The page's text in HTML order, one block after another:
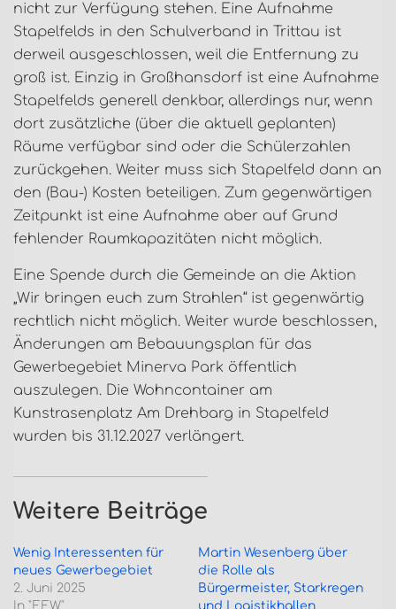
nicht zur Verfügung stehen. Eine Aufnahme
Stapelfelds in den Schulverband in Trittau ist
derweil ausgeschlossen, weil die Entfernung zu
groß ist. Einzig in Großhansdorf ist eine Aufnahme
Stapelfelds generell denkbar, allerdings nur, wenn
dort zusätzliche (über die aktuell geplanten)
Räume verfügbar sind oder die Schülerzahlen
zurückgehen. Weiter muss sich Stapelfeld dann an
den (Bau-) Kosten beteiligen. Zum gegenwärtigen
Zeitpunkt ist eine Aufnahme aber auf Grund
fehlender Raumkapazitäten nicht möglich.
Eine Spende durch die Gemeinde an die Aktion
„Wir bringen euch zum Strahlen“ ist gegenwärtig
rechtlich nicht möglich. Weiter wurde beschlossen,
Änderungen am Bebauungsplan für das
Gewerbegebiet Minerva Park öffentlich
auszulegen. Die Wohncontainer am
Kunstrasenplatz Am Drehbarg in Stapelfeld
wurden bis 31.12.2027 verlängert.
Weitere Beiträge
Wenig Interessenten für
neues Gewerbegebiet
2. Juni 2025
In "EEW"
Martin Wesenberg über
die Rolle als
Bürgermeister, Starkregen
und Logistikhallen